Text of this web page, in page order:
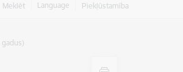
Meklēt Language Piekļūstamība